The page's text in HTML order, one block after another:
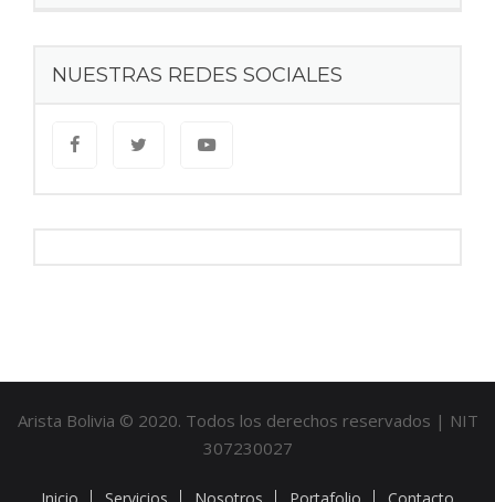
NUESTRAS REDES SOCIALES
Arista Bolivia © 2020. Todos los derechos reservados | NIT
307230027